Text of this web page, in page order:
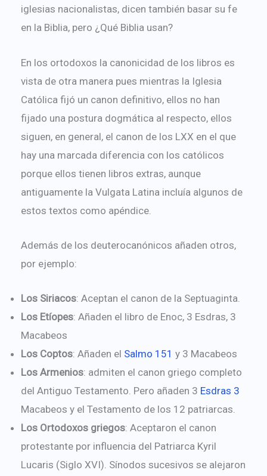
iglesias nacionalistas, dicen también basar su fe
en la Biblia, pero ¿Qué Biblia usan?
En los ortodoxos la canonicidad de los libros es
vista de otra manera pues mientras la Iglesia
Católica fijó un canon definitivo, ellos no han
fijado una postura dogmática al respecto, ellos
siguen, en general, el canon de los LXX en el que
hay una marcada diferencia con los católicos
porque ellos tienen libros extras, aunque
antiguamente la Vulgata Latina incluía algunos de
estos textos como apéndice.
Además de los deuterocanónicos añaden otros,
por ejemplo:
Los Siriacos: Aceptan el canon de la Septuaginta.
Los Etíopes: Añaden el libro de Enoc, 3 Esdras, 3
Macabeos
Los Coptos: Añaden el Salmo 151 y 3 Macabeos
Los Armenios: admiten el canon griego completo
del Antiguo Testamento. Pero añaden 3 Esdras 3
Macabeos y el Testamento de los 12 patriarcas.
Los Ortodoxos griegos: Aceptaron el canon
protestante por influencia del Patriarca Kyril
Lucaris (Siglo XVI). Sínodos sucesivos se alejaron